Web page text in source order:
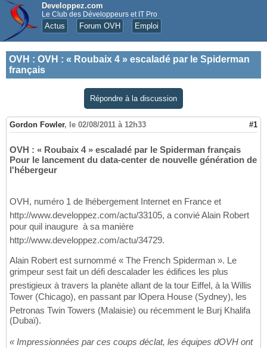
Developpez.com
Le Club des Développeurs et IT Pro
Actus Forum OVH Emploi
OVH : OVH : « Roubaix 4 » escaladé par le Spiderman
français
Répondre à la discussion
Gordon Fowler, le 02/08/2011 à 12h33 #1
OVH : « Roubaix 4 » escaladé par le Spiderman français
Pour le lancement du data-center de nouvelle génération de
l'hébergeur
OVH, numéro 1 de lhébergement Internet en France et
http://www.developpez.com/actu/33105, a convié Alain Robert
pour quil inaugure  à sa manière 
http://www.developpez.com/actu/34729.
Alain Robert est surnommé « The French Spiderman ». Le
grimpeur sest fait un défi descalader les édifices les plus
prestigieux à travers la planète allant de la tour Eiffel, à la Willis
Tower (Chicago), en passant par lOpera House (Sydney), les
Petronas Twin Towers (Malaisie) ou récemment le Burj Khalifa
(Dubaï).
« Impressionnées par ces coups déclat, les équipes dOVH ont